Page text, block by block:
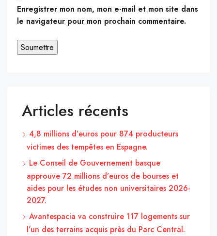
Enregistrer mon nom, mon e-mail et mon site dans
le navigateur pour mon prochain commentaire.
Articles récents
4,8 millions d’euros pour 874 producteurs
victimes des tempêtes en Espagne.
Le Conseil de Gouvernement basque
approuve 72 millions d’euros de bourses et
aides pour les études non universitaires 2026-
2027.
Avantespacia va construire 117 logements sur
l’un des terrains acquis près du Parc Central.